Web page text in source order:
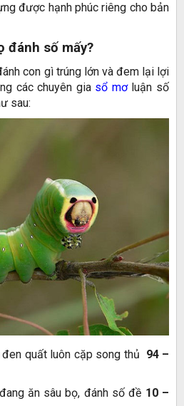
được hạnh phúc riêng cho bản
đánh số mấy?
con gì trúng lớn và đem lại lợi
các chuyên gia sổ mơluận số
sau:
quất luôn cặp song thủ 94 –
ăn sâu bọ, đánh số đề 10 –